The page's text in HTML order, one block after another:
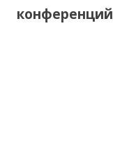
конференций